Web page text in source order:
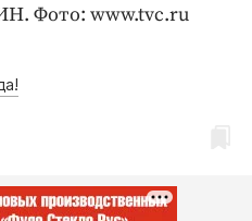
Фото: www.tvc.ru